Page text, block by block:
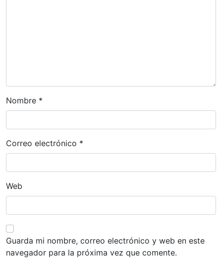
a
s
Nombre *
Correo electrónico *
Web
Guarda mi nombre, correo electrónico y web en este
navegador para la próxima vez que comente.